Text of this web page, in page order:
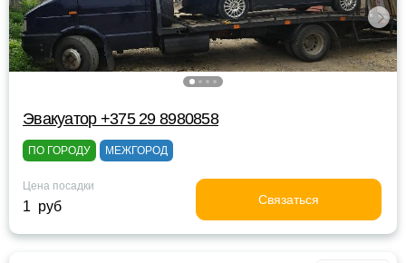
Эвакуатор +375 29 8980858
ПО ГОРОДУ МЕЖГОРОД
Цена посадки
1 руб Связаться